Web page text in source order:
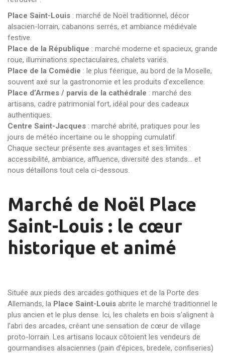
Place Saint-Louis : marché de Noël traditionnel, décor
alsacien-lorrain, cabanons serrés, et ambiance médiévale
festive.
Place de la République : marché moderne et spacieux, grande
roue, illuminations spectaculaires, chalets variés.
Place de la Comédie : le plus féerique, au bord de la Moselle,
souvent axé sur la gastronomie et les produits d’excellence.
Place d’Armes / parvis de la cathédrale : marché des
artisans, cadre patrimonial fort, idéal pour des cadeaux
authentiques.
Centre Saint-Jacques : marché abrité, pratiques pour les
jours de météo incertaine ou le shopping cumulatif.
Chaque secteur présente ses avantages et ses limites :
accessibilité, ambiance, affluence, diversité des stands… et
nous détaillons tout cela ci-dessous.
Marché de Noël Place
Saint-Louis : le cœur
historique et animé
Située aux pieds des arcades gothiques et de la Porte des
Allemands, la Place Saint-Louis abrite le marché traditionnel le
plus ancien et le plus dense. Ici, les chalets en bois s’alignent à
l’abri des arcades, créant une sensation de cœur de village
proto-lorrain. Les artisans locaux côtoient les vendeurs de
gourmandises alsaciennes (pain d’épices, bredele, confiseries)